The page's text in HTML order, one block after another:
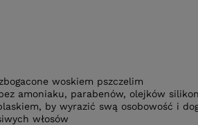
woskiem pszczelim
amoniaku, parabenów, olejków
by wyrazić swą osobowość i
włosów